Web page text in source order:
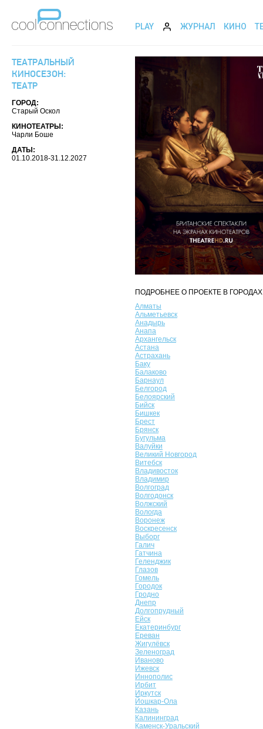
PLAY ЖУРНАЛ КИНО
ТЕАТРАЛЬНЫЙ
КИНОСЕЗОН:
ТЕАТР
ГОРОД:
Старый Оскол
КИНОТЕАТРЫ:
Чарли Боше
ДАТЫ:
01.10.2018-31.12.2027
ПОДРОБНЕЕ О ПРОЕКТЕ В
Алматы
Альметьевск
Анадырь
Анапа
Архангельск
Астана
Астрахань
Баку
Балаково
Барнаул
Белгород
Белоярский
Бийск
Бишкек
Брест
Брянск
Бугульма
Валуйки
Великий Новгород
Витебск
Владивосток
Владимир
Волгоград
Волгодонск
Волжский
Вологда
Воронеж
Воскресенск
Выборг
Галич
Гатчина
Геленджик
Глазов
Гомель
Городок
Гродно
Днепр
Долгопрудный
Ейск
Екатеринбург
Ереван
Жигулёвск
Зеленоград
Иваново
Ижевск
Иннополис
Ирбит
Иркутск
Йошкар-Ола
Казань
Калининград
Каменск-Уральский